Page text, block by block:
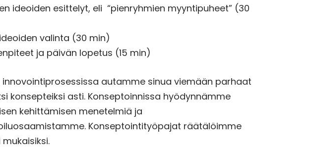
ideoiden esittelyt, eli “pienryhmien myyntipuheet” (30
valinta (30 min)
ja päivän lopetus (15 min)
innovointiprosessissa autamme sinua viemään parhaat
konsepteiksi asti. Konseptoinnissa hyödynnämme
kehittämisen menetelmiä ja
Konseptointityöpajat räätälöimme